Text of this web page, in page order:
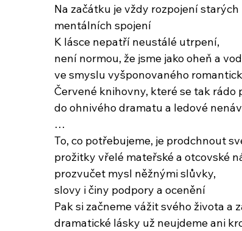
Na začátku je vždy rozpojení starých
mentálních spojení
K lásce nepatří neustálé utrpení,
není normou, že jsme jako oheň a
ve smyslu vyšponovaného
Červené knihovny, které se tak rádo
do ohnivého dramatu a ledové
…
To, co potřebujeme, je prodchnout
prožitky vřelé mateřské a otcovské
prozvučet mysl něžnými slůvky,
slovy i činy podpory a ocenění
Pak si začneme vážit svého života a
dramatické lásky už neujdeme ani